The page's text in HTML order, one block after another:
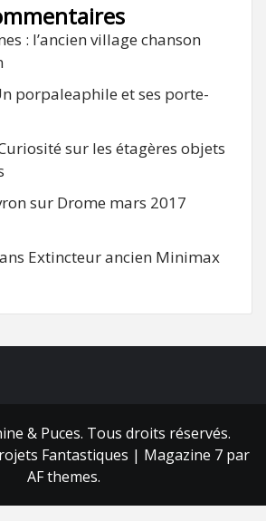
: l’ancien village chanson
porpaleaphile et ses porte-
sur les étagères objets
sur Drome mars 2017
Extincteur ancien Minimax
& Puces. Tous droits réservés.
Fantastiques | Magazine 7 par
AF themes.